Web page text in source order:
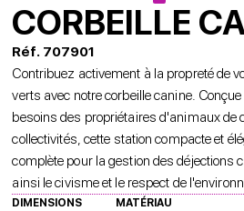
CORBEILLE
Réf. 707901
Contribuez activement à la propreté de
verts avec notre corbeille canine.
besoins des propriétaires d'animaux de
collectivités, cette station compacte et
complète pour la gestion des déjections
ainsi le civisme et le respect de
DIMENSIONS MATÉRIAU